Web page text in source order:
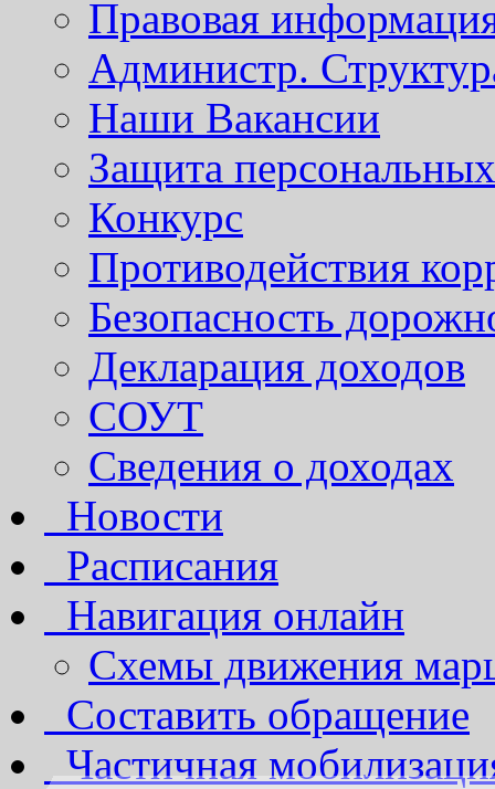
Правовая
Администр.
Наши Вакансии
Защита
Конкурс
Противодействия
Безопасность
Декларация доходов
СОУТ
Сведения о доходах
Новости
Расписания
Навигация онлайн
Схемы движения
Составить обращение
Частичная